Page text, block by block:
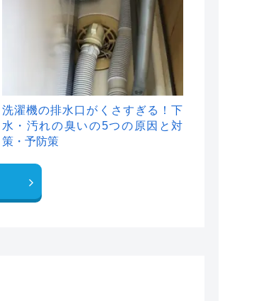
洗濯機の排水口がくさすぎる！下
水・汚れの臭いの5つの原因と対
策・予防策